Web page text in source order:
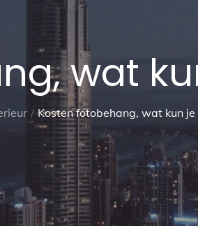
wat
Kosten fotobehang, wat kun